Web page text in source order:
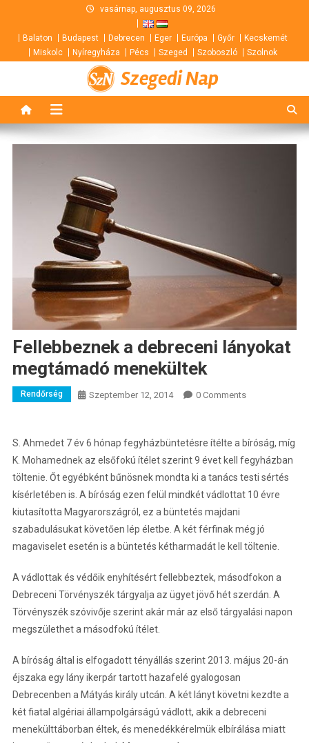
content
vasárnap, augusztus 09, 2026
Balaton Budapest Debrecen Eger Európa Győr
Kecskemét
Miskolc
Nyíregyháza Pécs Szeged Szoboszló Szolnok
Szegedi Nap
Fellebbeznek a debreceni lányokat
megtámadó menekültek
Rendőrség Szeptember 12, 2014 0 Comments
S. Ahmedet 7 év 6 hónap fegyházbüntetésre ítélte a bíróság, míg
K. Mohamednek az elsőfokú ítélet szerint 9 évet kell fegyházban
töltenie. Őt egyébként bűnösnek mondta ki a tanács testi sértés
kísérletében is. A bíróság ezen felül mindkét vádlottat 10 évre
kiutasította Magyarországról, ez a büntetés majdani
szabadulásukat követően lép életbe. A két férfinak még jó
magaviselet esetén is a büntetés kétharmadát le kell töltenie.
A vádlottak és védőik enyhítésért fellebbeztek, másodfokon a
Debreceni Törvényszék tárgyalja az ügyet jövő hét szerdán. A
Törvényszék szóvivője szerint akár már az első tárgyalási napon
megszülethet a másodfokú ítélet.
A bíróság által is elfogadott tényállás szerint 2013. május 20-án
éjszaka egy lány ikerpár tartott hazafelé gyalogosan
Debrecenben a Mátyás király utcán. A két lányt követni kezdte a
két fiatal algériai állampolgárságú vádlott, akik a debreceni
menekülttáborban éltek, és menedékkérelmük elbírálása miatt